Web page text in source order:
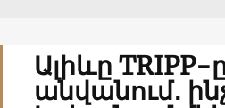
Ալիևը
անվանում․